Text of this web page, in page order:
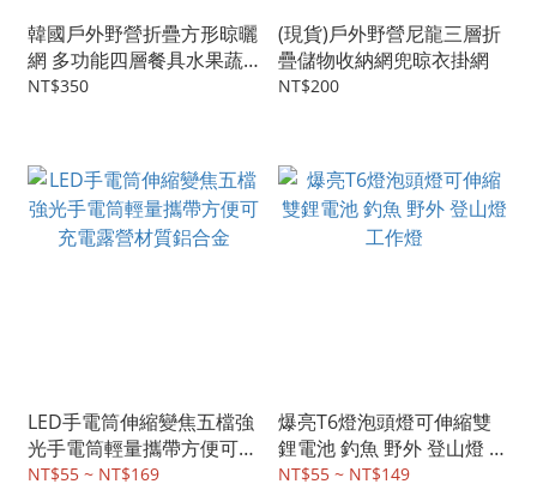
韓國戶外野營折疊方形晾曬
網 多功能四層餐具水果蔬
菜曬魚晾衣籃
NT$350
(現貨)戶外野營尼龍三層折
疊儲物收納網兜晾衣掛網
NT$200
LED手電筒伸縮變焦五檔強
光手電筒輕量攜帶方便可充
電露營材質鋁合金
NT$55 ~ NT$169
爆亮T6燈泡頭燈可伸縮雙
鋰電池 釣魚 野外 登山燈 工
作燈
NT$55 ~ NT$149